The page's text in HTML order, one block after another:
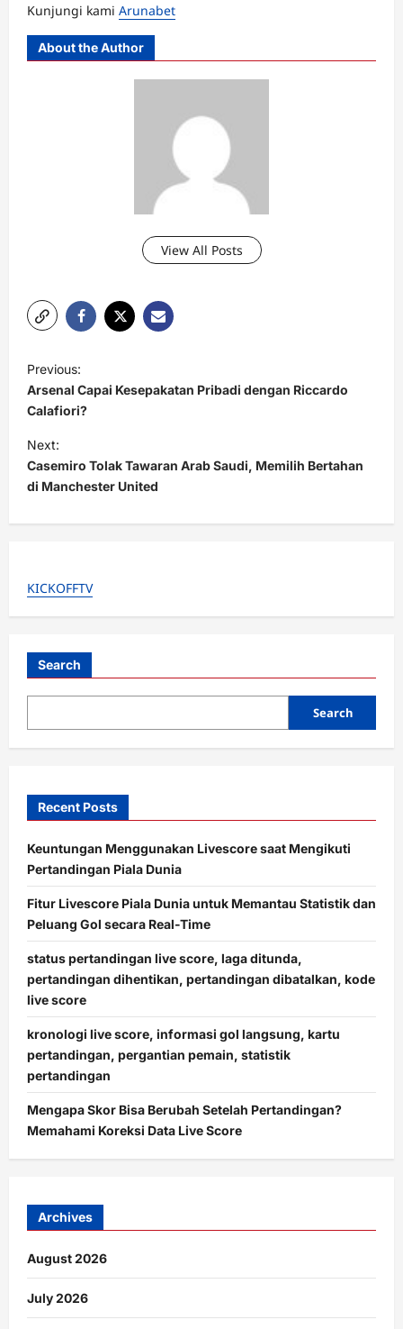
Kunjungi kami Arunabet
About the Author
View All Posts
P
o
s
t
n
a
v
g
o
Previous:
Arsenal Capai Kesepakatan Pribadi dengan Riccardo
Calafiori?
Next:
Casemiro Tolak Tawaran Arab Saudi, Memilih Bertahan
di Manchester United
KICKOFFTV
Search
Search
Recent Posts
Keuntungan Menggunakan Livescore saat Mengikuti
Pertandingan Piala Dunia
Fitur Livescore Piala Dunia untuk Memantau Statistik dan
Peluang Gol secara Real-Time
status pertandingan live score, laga ditunda,
pertandingan dihentikan, pertandingan dibatalkan, kode
live score
kronologi live score, informasi gol langsung, kartu
pertandingan, pergantian pemain, statistik
pertandingan
Mengapa Skor Bisa Berubah Setelah Pertandingan?
Memahami Koreksi Data Live Score
Archives
August 2026
July 2026